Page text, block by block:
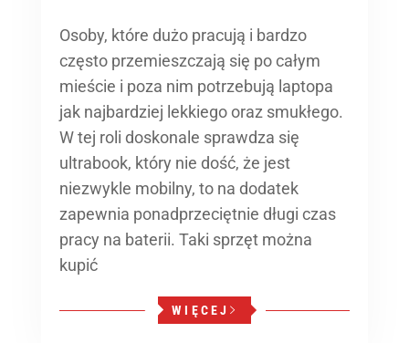
Osoby, które dużo pracują i bardzo
często przemieszczają się po całym
mieście i poza nim potrzebują laptopa
jak najbardziej lekkiego oraz smukłego.
W tej roli doskonale sprawdza się
ultrabook, który nie dość, że jest
niezwykle mobilny, to na dodatek
zapewnia ponadprzeciętnie długi czas
pracy na baterii. Taki sprzęt można
kupić
WIĘCEJ